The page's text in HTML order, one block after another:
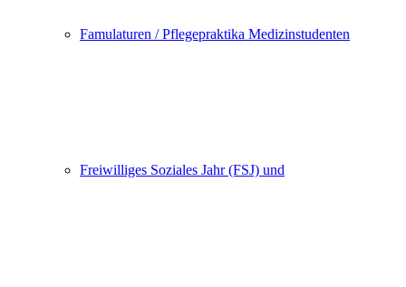
Famulaturen / Pflegepraktika Medizinstudenten
Freiwilliges Soziales Jahr (FSJ) und